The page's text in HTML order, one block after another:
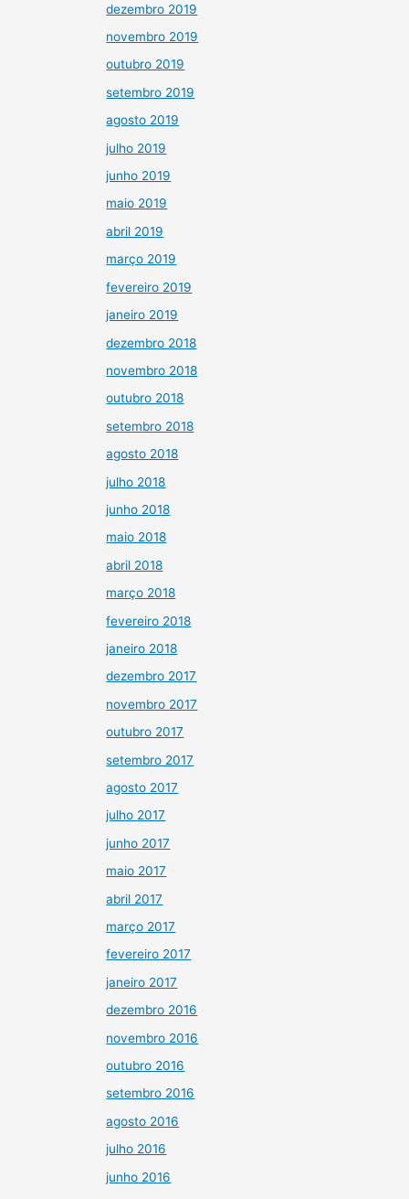
dezembro 2019
novembro 2019
outubro 2019
setembro 2019
agosto 2019
julho 2019
junho 2019
maio 2019
abril 2019
março 2019
fevereiro 2019
janeiro 2019
dezembro 2018
novembro 2018
outubro 2018
setembro 2018
agosto 2018
julho 2018
junho 2018
maio 2018
abril 2018
março 2018
fevereiro 2018
janeiro 2018
dezembro 2017
novembro 2017
outubro 2017
setembro 2017
agosto 2017
julho 2017
junho 2017
maio 2017
abril 2017
março 2017
fevereiro 2017
janeiro 2017
dezembro 2016
novembro 2016
outubro 2016
setembro 2016
agosto 2016
julho 2016
junho 2016